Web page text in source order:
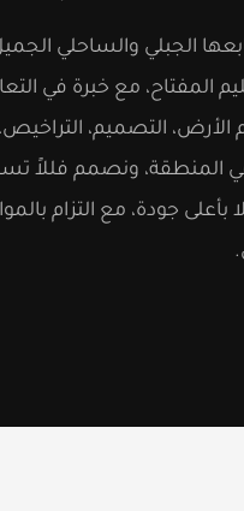
الجبلي والساحلي
المفتاح، مع خبرة في
الأرض، التصميم،
في المنطقة، ونصمم فللاً
بأعلى جودة، مع التزام